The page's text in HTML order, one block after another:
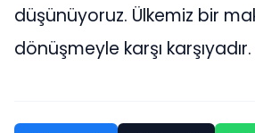
düşünüyoruz. Ülkemiz bir
dönüşmeyle karşı karşıyadır.